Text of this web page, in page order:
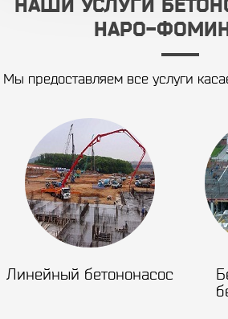
НАШИ УСЛУГИ
НАРО-
Мы предоставляем все услуги
Линейный бетононасос